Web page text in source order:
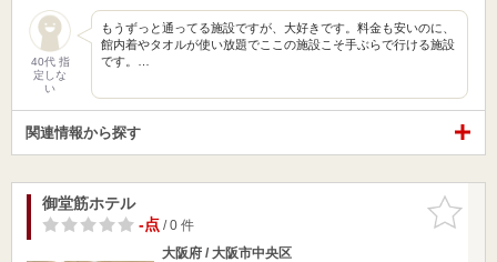
40代 指
定しな
い
もうずっと通ってる施設ですが、大好きです。料金も安いのに、
館内着やタオルが使い放題でここの施設こそ手ぶらで行ける施設
です。…
関連情報から探す
お気に入
りに追加
御堂筋ホテル
-点/ 0 件
大阪府 / 大阪市中央区